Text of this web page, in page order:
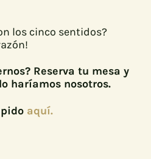
los cinco sentidos?
Reserva tu mesa y
haríamos nosotros.
aquí.